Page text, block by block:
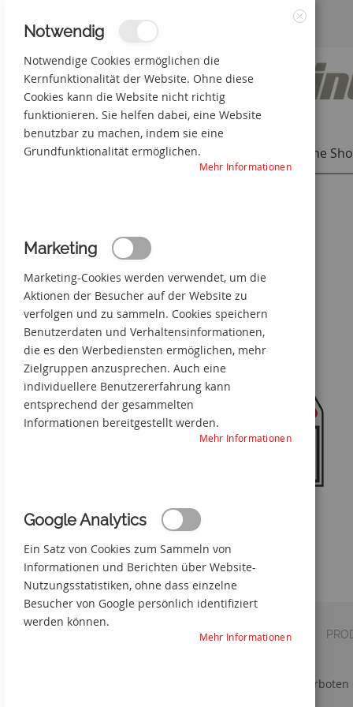
Inhalt
springen
3% Online-Rabatt +49(0) 50 66 98 09-0
Individuelle Produkte Online
Ende
Bildgalerie
springen
Holzfällung Lebensgefahr
Zum
Anfang
der
Bildgalerie
springen
Hinweis auf Holzfällung - Betreten verboten
VERSAND
Notwendig
Notwendige Cookies ermöglichen die
Kernfunktionalität der Website. Ohne diese
Cookies kann die Website nicht richtig
funktionieren. Sie helfen dabei, eine Website
benutzbar zu machen, indem sie eine
Grundfunktionalität ermöglichen.
Mehr Informationen
Marketing
Marketing-Cookies werden verwendet, um die
Aktionen der Besucher auf der Website zu
verfolgen und zu sammeln. Cookies speichern
Benutzerdaten und Verhaltensinformationen,
die es den Werbediensten ermöglichen, mehr
Zielgruppen anzusprechen. Auch eine
individuellere Benutzererfahrung kann
entsprechend der gesammelten
Informationen bereitgestellt werden.
Mehr Informationen
Google Analytics
Ein Satz von Cookies zum Sammeln von
Informationen und Berichten über Website-
Nutzungsstatistiken, ohne dass einzelne
Besucher von Google persönlich identifiziert
werden können.
Mehr Informationen